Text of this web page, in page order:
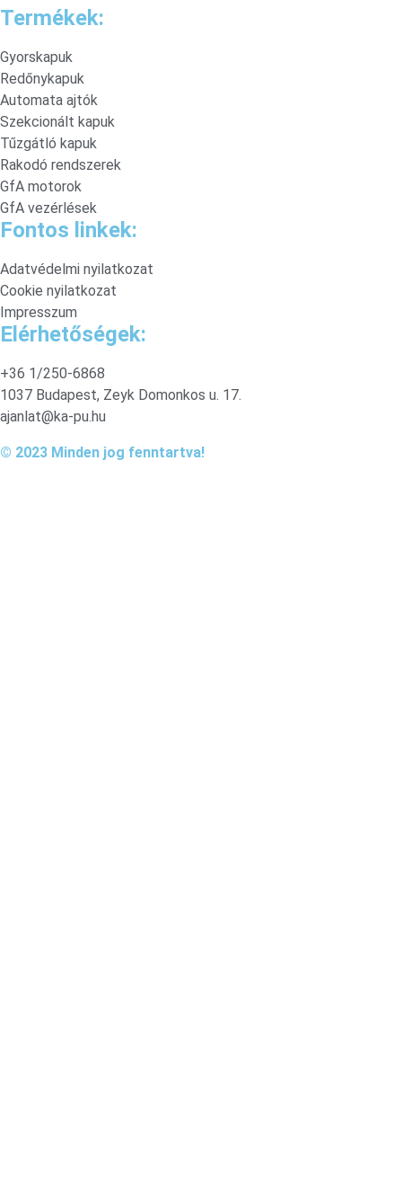
Termékek:
Gyorskapuk
Redőnykapuk
Automata ajtók
Szekcionált kapuk
Tűzgátló kapuk
Rakodó rendszerek
GfA motorok
GfA vezérlések
Fontos linkek:
Adatvédelmi nyilatkozat
Cookie nyilatkozat
Impresszum
Elérhetőségek:
+36 1/250-6868
1037 Budapest, Zeyk Domonkos u. 17.
ajanlat@ka-pu.hu
© 2023 Minden jog fenntartva!